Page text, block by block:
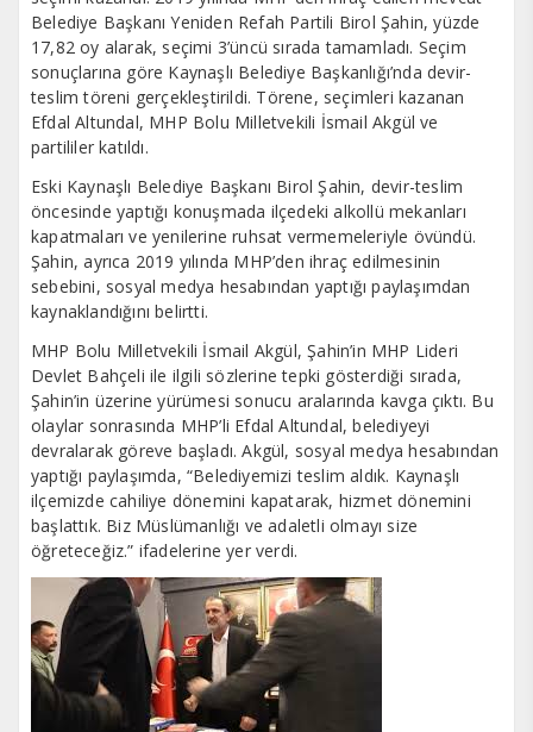
Belediye Başkanı Yeniden Refah Partili Birol Şahin, yüzde
17,82 oy alarak, seçimi 3’üncü sırada tamamladı. Seçim
sonuçlarına göre Kaynaşlı Belediye Başkanlığı’nda devir-
teslim töreni gerçekleştirildi. Törene, seçimleri kazanan
Efdal Altundal, MHP Bolu Milletvekili İsmail Akgül ve
partililer katıldı.
Eski Kaynaşlı Belediye Başkanı Birol Şahin, devir-teslim
öncesinde yaptığı konuşmada ilçedeki alkollü mekanları
kapatmaları ve yenilerine ruhsat vermemeleriyle övündü.
Şahin, ayrıca 2019 yılında MHP’den ihraç edilmesinin
sebebini, sosyal medya hesabından yaptığı paylaşımdan
kaynaklandığını belirtti.
MHP Bolu Milletvekili İsmail Akgül, Şahin’in MHP Lideri
Devlet Bahçeli ile ilgili sözlerine tepki gösterdiği sırada,
Şahin’in üzerine yürümesi sonucu aralarında kavga çıktı. Bu
olaylar sonrasında MHP’li Efdal Altundal, belediyeyi
devralarak göreve başladı. Akgül, sosyal medya hesabından
yaptığı paylaşımda, “Belediyemizi teslim aldık. Kaynaşlı
ilçemizde cahiliye dönemini kapatarak, hizmet dönemini
başlattık. Biz Müslümanlığı ve adaletli olmayı size
öğreteceğiz.” ifadelerine yer verdi.